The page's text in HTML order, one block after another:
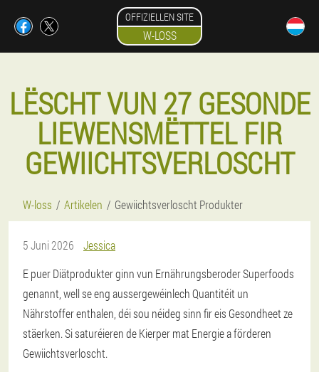
OFFIZIELLEN SITE
W-LOSS
LËSCHT VUN 27 GESONDE
LIEWENSMËTTEL FIR
GEWIICHTSVERLOSCHT
W-loss Artikelen Gewiichtsverloscht Produkter
5 Juni 2026
Jessica
E puer Diätprodukter ginn vun Ernährungsberoder Superfoods
genannt, well se eng aussergewéinlech Quantitéit un
Nährstoffer enthalen, déi sou néideg sinn fir eis Gesondheet ze
stäerken. Si saturéieren de Kierper mat Energie a förderen
Gewiichtsverloscht.